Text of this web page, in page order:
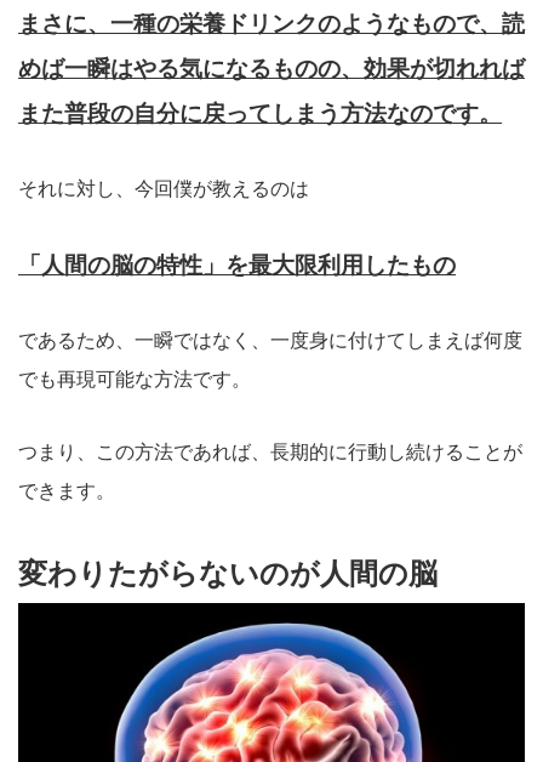
まさに、一種の栄養ドリンクのようなもので、読
めば一瞬はやる気になるものの、効果が切れれば
また普段の自分に戻ってしまう方法なのです。
それに対し、今回僕が教えるのは
「人間の脳の特性」を最大限利用したもの
であるため、一瞬ではなく、一度身に付けてしまえば何度
でも再現可能な方法です。
つまり、この方法であれば、長期的に行動し続けることが
できます。
変わりたがらないのが人間の脳